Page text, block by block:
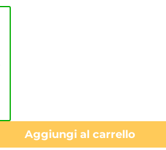
Aggiungi al carrello